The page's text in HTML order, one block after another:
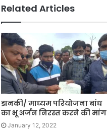
Related Articles
झनकी/ माध्यम परियोजना बांध
का भू अर्जन निरस्त करने की मांग
January 12, 2022